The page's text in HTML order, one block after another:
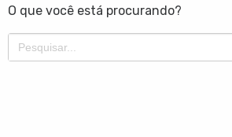
O que você está procurando?
Search
for: